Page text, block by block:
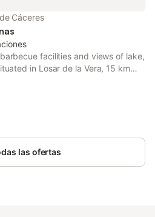
Cáceres
facilities and views of lake,
in Losar de la Vera, 15 km
mountain views, this
and a swimming pool.
las ofertas